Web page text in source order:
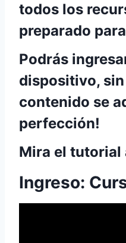
todos los
preparado
Podrás
dispositivo, sin
contenido se
perfección!
Mira el tutorial
Ingreso: